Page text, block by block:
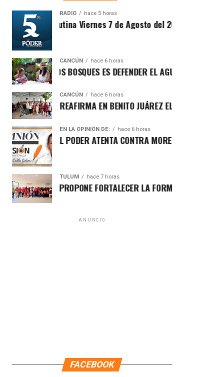
RADIO hace 5 horas
Sintesis Matutina Viernes 7 de Agosto del 2026
CANCÚN hace 6 horas
PROTEGER LOS BOSQUES ES DEFENDER EL AGUA Y EL
CANCÚN hace 6 horas
RAFA MARÍN REAFIRMA EN BENITO JUÁREZ EL LLAMADO A
EN LA OPINIÓN DE: hace 6 horas
LUCHA POR EL PODER ATENTA CONTRA MORENA EN Q.ROO
TULUM hace 7 horas
HUGO ALDAY PROPONE FORTALECER LA FORMACIÓN
ANUNCIO
FACEBOOK